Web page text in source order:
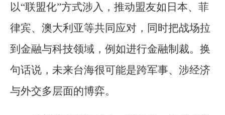
以“联盟化”方式涉入，推动盟友如日本、菲
律宾、澳大利亚等共同应对，同时把战场拉
到金融与科技领域，例如进行金融制裁。换
句话说，未来台海很可能是跨军事、涉经济
与外交多层面的博弈。